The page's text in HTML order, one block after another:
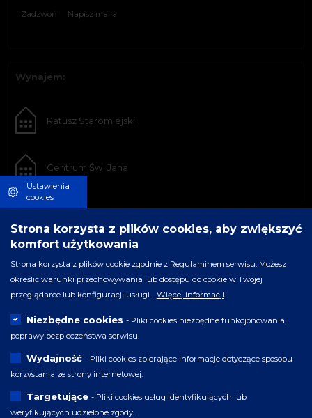
Zadzwoń Napisz maila
Wynajem:
Ratusz Staromiejski
Centrum Św. Jana
Ustawienia
cookies
Strona korzysta z plików cookies, aby zwiększyć
komfort użytkowania
Strona korzysta z plików cookie zgodnie z Regulaminem serwisu. Możesz
określić warunki przechowywania lub dostępu do cookie w Twojej
przeglądarce lub konfiguracji usługi.
Więcej informacji
Niezbędne cookies - Pliki cookies niezbędne funkcjonowania,
poprawy bezpieczeństwa serwisu.
Wydajność - Pliki cookies zbierające informacje dotyczące sposobu
korzystania ze strony internetowej.
Targetujące - Pliki cookies usług identyfikujących lub
weryfikujących udzielone zgody.